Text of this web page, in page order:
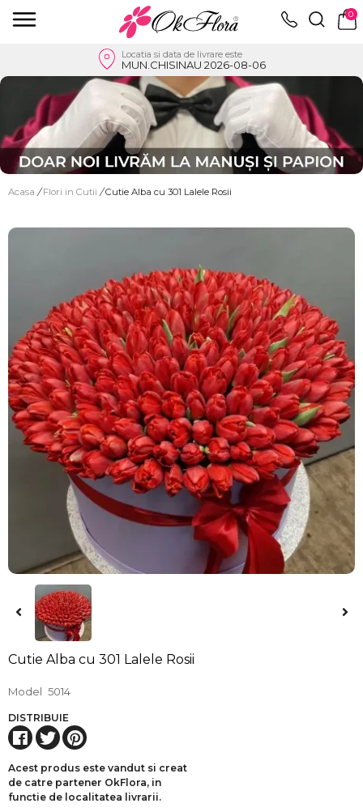
0
Locatia si data de livrare este
MUN.CHISINAU 2026-08-06
Acasa / Flori in Cutii / Cutie Alba cu 301 Lalele Rosii
Cutie Alba cu 301 Lalele Rosii
Model 5014
DISTRIBUIE
Acest produs este vandut si creat
de catre partener OkFlora, in
functie de localitatea livrarii.